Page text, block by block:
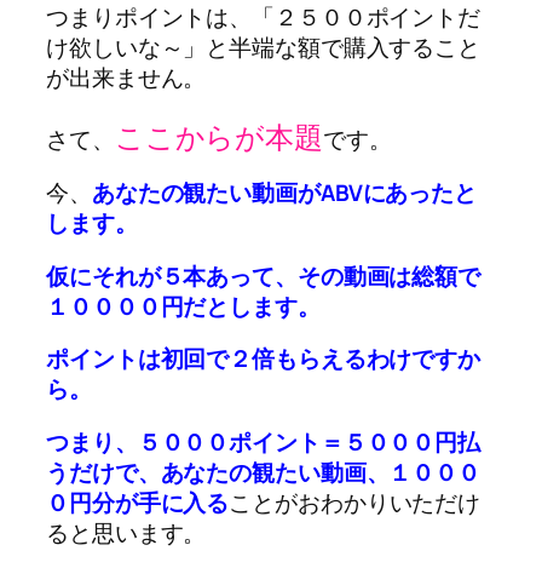
つまりポイントは、「２５００ポイントだ
け欲しいな～」と半端な額で購入すること
が出来ません。
さて、
ここからが本題です。
今、 あなたの観たい動画がABVにあったと
します。
仮にそれが５本あって、その動画は総額で
１００００円だとします。
ポイントは初回で２倍もらえるわけですか
ら。
つまり、５０００ポイント＝５０００円払
うだけで、あなたの観たい動画、１０００
０円分が手に入ることがおわかりいただけ
ると思います。